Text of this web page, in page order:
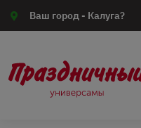
Ваш город - Калуга?